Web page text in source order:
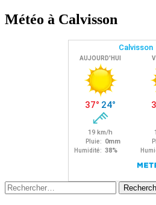
Météo à Calvisson
Rechercher :